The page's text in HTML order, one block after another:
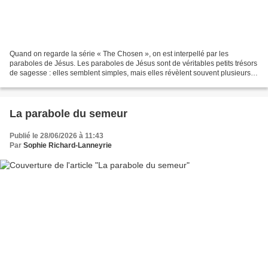
Quand on regarde la série « The Chosen », on est interpellé par les
paraboles de Jésus. Les paraboles de Jésus sont de véritables petits trésors
de sagesse : elles semblent simples, mais elles révèlent souvent plusieurs
La parabole du semeur
Publié le 28/06/2026 à 11:43
Par Sophie Richard-Lanneyrie